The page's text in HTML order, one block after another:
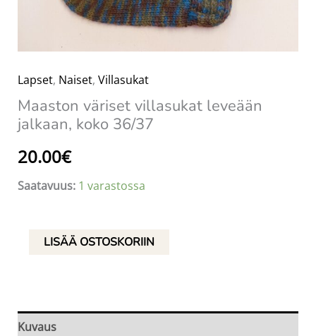
Lapset, Naiset, Villasukat
Maaston väriset villasukat leveään
jalkaan, koko 36/37
20.00€
Saatavuus: 1 varastossa
Maaston
jalkaan,
LISÄÄ OSTOSKORIIN
Kuvaus